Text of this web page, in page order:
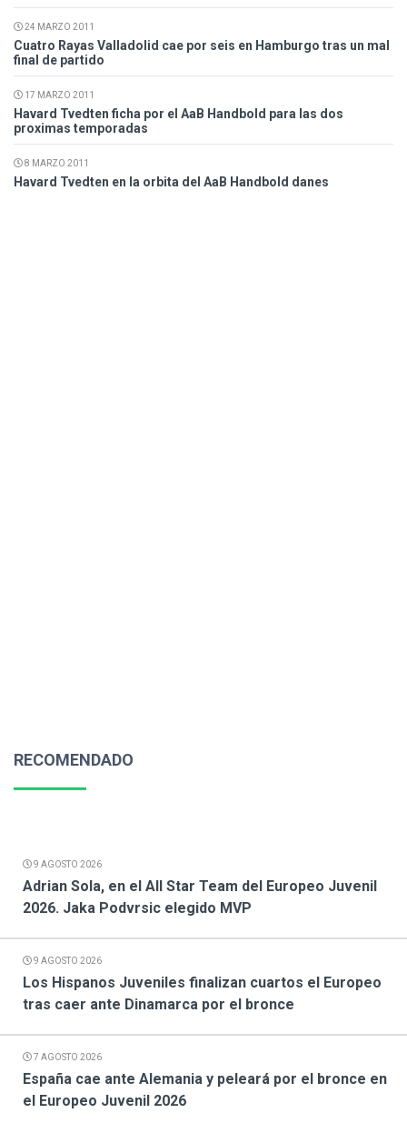
24 MARZO 2011
Cuatro Rayas Valladolid cae por seis en Hamburgo tras un mal
final de partido
17 MARZO 2011
Havard Tvedten ficha por el AaB Handbold para las dos
proximas temporadas
8 MARZO 2011
Havard Tvedten en la orbita del AaB Handbold danes
RECOMENDADO
9 AGOSTO 2026
Adrian Sola, en el All Star Team del Europeo Juvenil
2026. Jaka Podvrsic elegido MVP
9 AGOSTO 2026
Los Hispanos Juveniles finalizan cuartos el Europeo
tras caer ante Dinamarca por el bronce
7 AGOSTO 2026
España cae ante Alemania y peleará por el bronce en
el Europeo Juvenil 2026